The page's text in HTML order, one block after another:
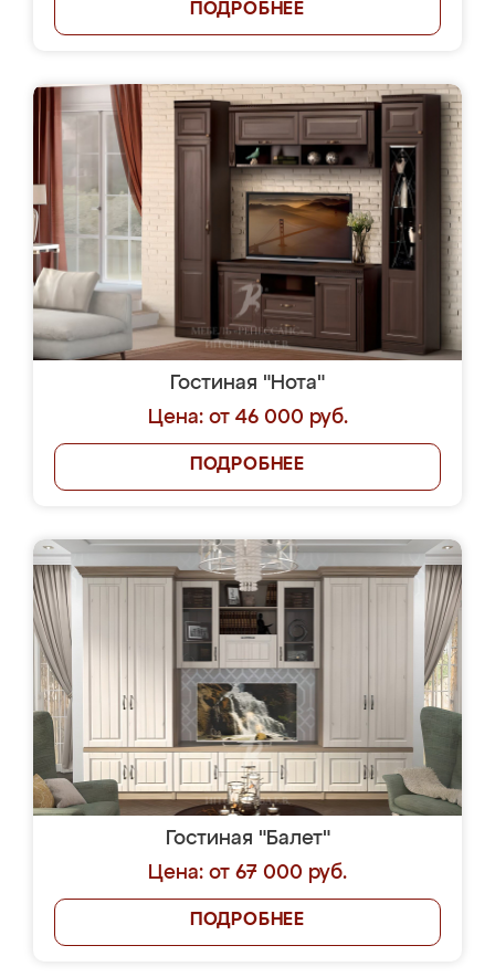
ПОДРОБНЕЕ
Гостиная "Нота"
Цена: от 46 000 руб.
ПОДРОБНЕЕ
Гостиная "Балет"
Цена: от 67 000 руб.
ПОДРОБНЕЕ